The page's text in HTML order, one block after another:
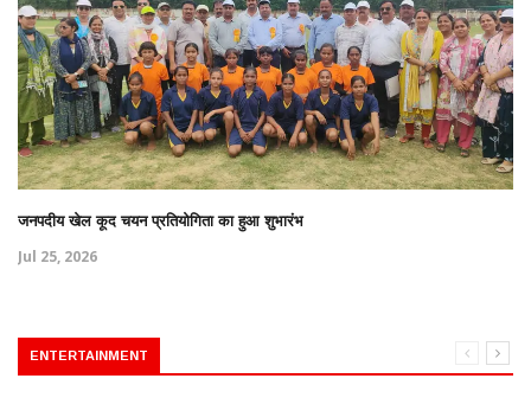
जनपदीय खेल कूद चयन प्रतियोगिता का हुआ शुभारंभ
Jul 25, 2026
ENTERTAINMENT